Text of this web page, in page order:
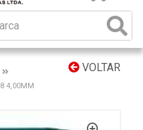
VOLTAR
4,00MM